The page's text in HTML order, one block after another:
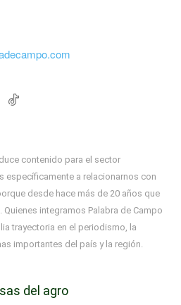
contenido para el sector
específicamente a relacionarnos con
desde hace más de 20 años que
integramos Palabra de Campo
trayectoria en el periodismo, la
importantes del país y la región.
del agro